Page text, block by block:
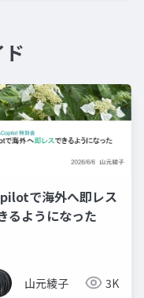
で海外へ即レス
るようになった
山元綾子 3K